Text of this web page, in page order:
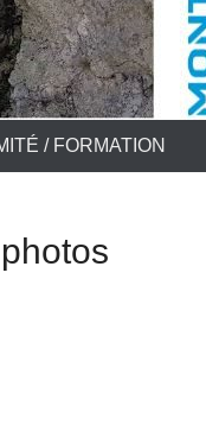
/ FORMATION